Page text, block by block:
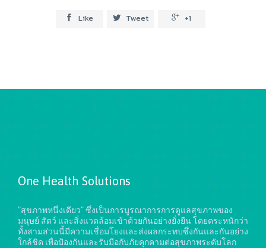
 Like  Tweet  +1
One Health Solutions
"สุขภาพหนึ่งเดียว" ซึ่งเป็นการบูรณาการการดูแลสุขภาพของ
มนุษย์ สัตว์ และสิ่งแวดล้อมเข้าด้วยกันอย่างยั่งยืนโดยตระหนักว่า
ทั้งสามส่วนนี้มีความเชื่อมโยงและส่งผลกระทบซึ่งกันและกันอย่าง
ใกล้ชิด เพื่อป้องกันและรับมือกับภัยคุกคามต่อสุขภาพระดับโลก